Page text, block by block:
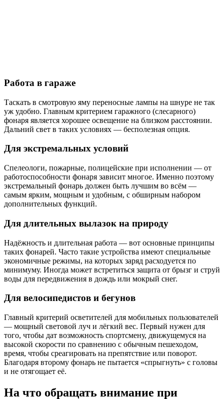
Работа в гараже
Таскать в смотровую яму переносные лампы на шнуре не так
уж удобно. Главным критерием гаражного (слесарного)
фонаря является хорошее освещение на близком расстоянии.
Дальний свет в таких условиях — бесполезная опция.
Для экстремальных условий
Спелеологи, пожарные, полицейские при исполнении — от
работоспособности фонаря зависит многое. Именно поэтому
экстремальный фонарь должен быть лучшим во всём —
самым ярким, мощным и удобным, с обширным набором
дополнительных функций.
Для длительных вылазок на природу
Надёжность и длительная работа — вот основные принципы
таких фонарей. Часто такие устройства имеют специальные
экономичные режимы, на которых заряд расходуется по
минимуму. Иногда может встретиться защита от брызг и струй
воды для передвижения в дождь или мокрый снег.
Для велосипедистов и бегунов
Главный критерий осветителей для мобильных пользователей
— мощный световой луч и лёгкий вес. Первый нужен для
того, чтобы дат возможность спортсмену, движущемуся на
высокой скорости по сравнению с обычным пешеходом,
время, чтобы среагировать на препятствие или поворот.
Благодаря второму фонарь не пытается «спрыгнуть» с головы
и не отягощает её.
На что обращать внимание при